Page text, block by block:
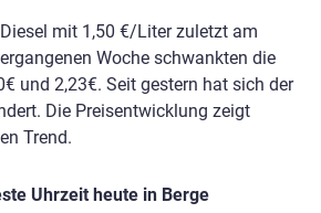
mit 1,50 €/Liter zuletzt am
Woche schwankten die
und 2,23€. Seit gestern hat sich der
Die Preisentwicklung zeigt
Trend.
Uhrzeit heute in Berge